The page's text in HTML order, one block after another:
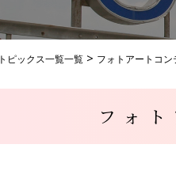
トピックス一覧一覧 フォトアートコ
フォ